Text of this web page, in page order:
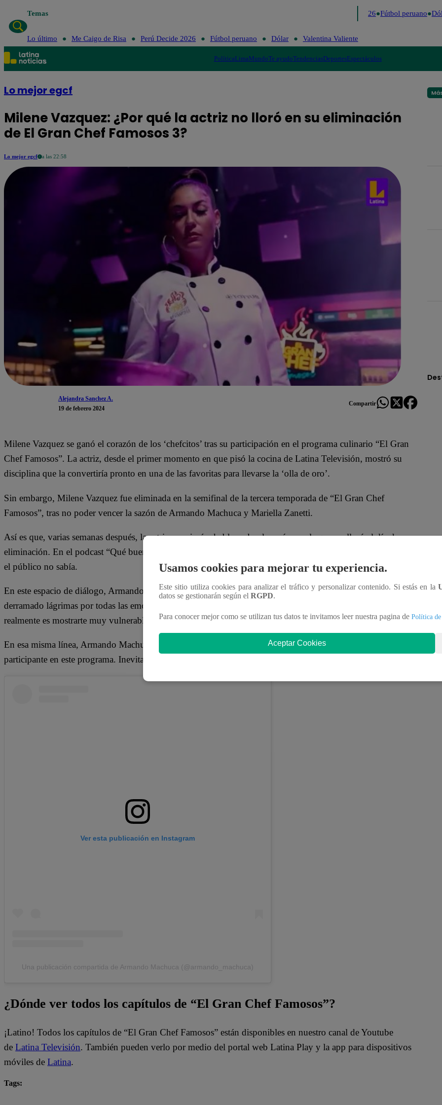
Temas Perú Decide 2026 Fútbol peruano
Lo último Me Caigo de Risa Perú Decide 2026 Fútbol peruano Dólar Valentina Valiente
PolíticaLimaMundoTe ayudoTendenciasDeportesEspectáculos
Lo mejor egcf
Milene Vazquez: ¿Por qué la actriz no lloró en su eliminación
de El Gran Chef Famosos 3?
Lo mejor egcf a las 22:58
Alejandra Sanchez A.
19 de febrero 2024
Compartir
Milene Vazquez se ganó el corazón de los ‘chefcitos’ tras su participación en el programa culinario “El Gran
Chef Famosos”. La actriz, desde el primer momento en que pisó la cocina de Latina Televisión, mostró su
disciplina que la convertiría pronto en una de las favoritas para llevarse la ‘olla de oro’.
Sin embargo, Milene Vazquez fue eliminada en la semifinal de la tercera temporada de “El Gran Chef
Famosos”, tras no poder vencer la sazón de Armando Machuca y Mariella Zanetti.
Así es que, varias semanas después, la actriz se animó a hablar sobre la razón por la que no lloró el día de su
eliminación. En el podcast “Qué buen floro” que tiene junto a Armando Machuca, Milene confesó algo que
el público no sabía.
En este espacio de diálogo, Armando Machuca precisó que le sorprendió que su compañera no haya
derramado lágrimas por todas las emociones que se vivió aquella noche. Así que Milene confesó: “Es que
realmente es mostrarte muy vulnerable. No estoy en contra para nada de mostrarnos vulnerable”.
En esa misma línea, Armando Machuca le respondió: “Esa palabra es clave para lo que le ocurre al
participante en este programa. Inevitablemente, vas a llegar a espacios vulnerables, frágiles. Te sacude”.
Ver esta publicación en Instagram
Una publicación compartida de Armando Machuca (@armando_machuca)
¿Dónde ver todos los capítulos de “El Gran Chef Famosos”?
¡Latino! Todos los capítulos de “El Gran Chef Famosos” están disponibles en nuestro canal de Youtube
de Latina Televisión. También pueden verlo por medio del portal web Latina Play y la app para dispositivos
móviles de Latina.
Tags:
Usamos cookies para mejorar tu experiencia.
Este sitio utiliza cookies para analizar el tráfico y personalizar contenido. Si estás en la
datos se gestionarán según el RGPD.
Para conocer mejor como se utilizan tus datos te invitamos leer nuestra pagina de Política
Aceptar Cookies